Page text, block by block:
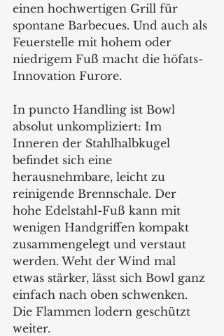
einen hochwertigen Grill für
spontane Barbecues. Und auch als
Feuerstelle mit hohem oder
niedrigem Fuß macht die höfats-
Innovation Furore.
In puncto Handling ist Bowl
absolut unkompliziert: Im
Inneren der Stahlhalbkugel
befindet sich eine
herausnehmbare, leicht zu
reinigende Brennschale. Der
hohe Edelstahl-Fuß kann mit
wenigen Handgriffen kompakt
zusammengelegt und verstaut
werden. Weht der Wind mal
etwas stärker, lässt sich Bowl ganz
einfach nach oben schwenken.
Die Flammen lodern geschützt
weiter.